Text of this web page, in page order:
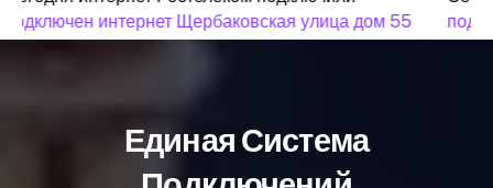
подключен интернет Щербаковская улица дом 55
Единая Система